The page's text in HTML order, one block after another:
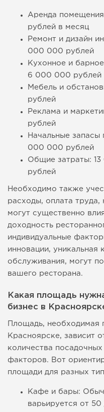
Аренда
рублей в месяц
Ремонт и дизайн
000 000 рублей
Кухонное и
6 000 000 рублей
Мебель и
рублей
Реклама и
рублей
Начальные
000 000 рублей
Общие затраты:
рублей
Необходимо также
расходы, оплата труда,
могут существенно
доходность
индивидуальные
инновации, уникальная
обслуживания, могут
вашего ресторана.
Какая площадь
бизнес в
Площадь, необходимая
Красноярске, зависит
количества
факторов. Вот
площади для разных
Кафе и бары:
варьируется от